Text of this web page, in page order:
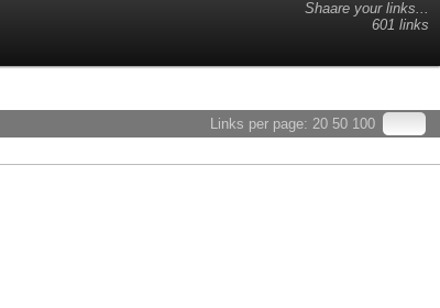
Shaare your links...
601 links
Links per page: 20 50 100